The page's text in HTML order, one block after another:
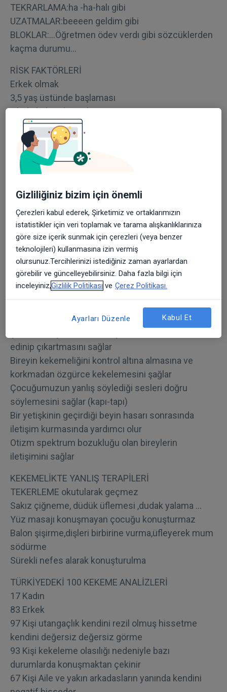
TEKRARLAMA:ha -ha-halı gibi
UZATMALAR:beeeen geldim gibi
BLOKLAR:…Öğretmen ödev verdı gibi sözcüklerden
kaçma durumu…
RİSK FAKTÖRLERİ
Erkek olmak
3,5 yaş üstünde başlaması
ailede kekemliğin olması
6 aydan uzun sürmesi
AİLERE KEKEMELİK ONERİLERİ
Günlük rütinlerini bozmamaları
Konuşma hızını azaltma… Ara ara konuşmada
duraksama yapma
Çocuklarınıza (dur nefes al,bilerek yapıyorsun gibi)
uyarılarında bulamamalı
Çocuklarınıza müdahalede bulunmayın bırakın
kelimesını bitirmesini bekleyin
ve asla kelimleri tamamlamayın
BİR KEKEME TERAPİSLİĞİ
Korku,utanc ve suçluluk duygusunu azaltılarak yada
sıfırlıyarak kekemeliğe karşı bir terapi yapabilir
Hiç kelime çıktısı olmayan veya sınırlı sayıda kelime
edinip çıkartmasını sağlar
Bireyin kekemeliğini kontrol altına almasına ve
korkmadan özgürce kekelemesini şağlar
Çocuğumuzun yanlış söylediği sesleri doğru
söylemesini sağlar (kapı-tapı)
Bir yetişkinin geçirdiği beyin hasarı sonrasında
iletişim kurmasında yardımcı olur
Otizm spektrum bozukluğu olan bireylerin
iletişimini sağlar
KEKEMELİKTE YANLIŞ TERAPİLERİ
TEKERLEME okutularak geçmez
Sakız çiğneme, düdük üflemesi ,dudak yalama …
Yüz masajı konuşmayan çocuğu konuşturmaz
Balon şişirme,dişleri birbirine vurma,üfleyerek mum
södürme
Sürekli nefes alarak konuşturulma
TÜRKİYEDEKİ 100 KEKEME ANALİZLERİ
17 Kadın
83 Erkek
97 Kişi utangaçlık kendini rezil olmuş hissetme
kendini değersiz değersiz görme
93 Kişi kekeleme olasılığı nedeniyle bazı
durumlarda konuşmaktan çekinir
67 Kişi Aile ve yakın arkadasların yanında kendini
Gizliliğiniz bizim için önemli
Çerezleri kabul ederek, Şirketimiz ve ortaklarımızın
istatistikler için veri toplamak ve tarama alışkanlıklarınıza
göre size içerik sunmak için çerezleri (veya benzer
teknolojileri) kullanmasına izin vermiş
olursunuz.Tercihlerinizi istediğiniz zaman ayarlardan
görebilir ve güncelleyebilirsiniz. Daha fazla bilgi için
inceleyiniz,Gizlilik Politikası ve Çerez Politikası.
Ayarları Düzenle Kabul Et